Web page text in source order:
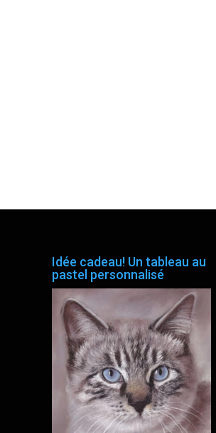
Idée cadeau! Un tableau au
pastel personnalisé